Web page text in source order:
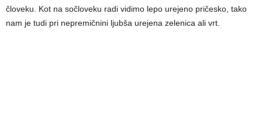
človeku. Kot na sočloveku radi vidimo lepo urejeno pričesko, tako
nam je tudi pri nepremičnini ljubša urejena zelenica ali vrt.